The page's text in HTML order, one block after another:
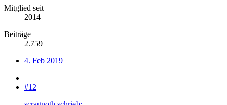
Mitglied seit
2014
Beiträge
2.759
4. Feb 2019
#12